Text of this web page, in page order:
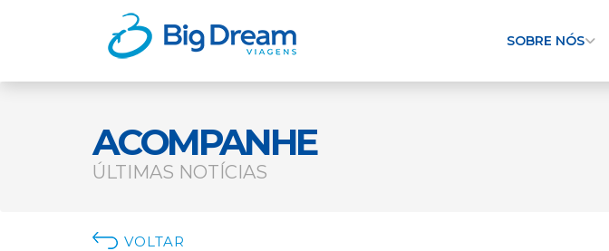
SOBRE NÓS
ACOMPANHE
ÚLTIMAS NOTÍCIAS
VOLTAR